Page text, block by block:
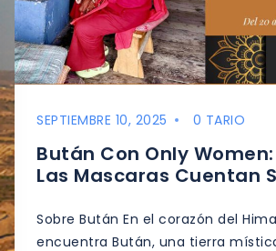
SEPTIEMBRE 10, 2025 0 TARIO
Bután Con Only
Las Mascaras Cuentan
Sobre Bután En el corazón del
encuentra Bután, una tierra